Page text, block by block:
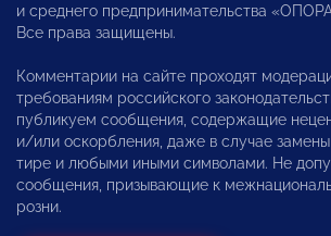
и среднего предпринимательства
Все права защищены.
Комментарии на сайте проходят
требованиям российского
публикуем сообщения, содержащие
и/или оскорбления, даже в случае замены
тире и любыми иными символами. Не
сообщения, призывающие к
розни.